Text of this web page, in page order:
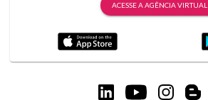
ACESSE A AGÊNCIA VIRTUAL